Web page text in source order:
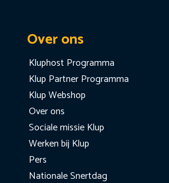
Over ons
Kluphost Programma
Klup Partner Programma
Klup Webshop
Over ons
Sociale missie Klup
Werken bij Klup
Pers
Nationale Snertdag